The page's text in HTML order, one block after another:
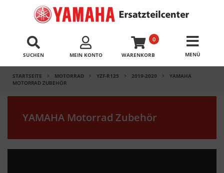
SUCHEN MEIN KONTO
0
WARENKORB
STARTSEITE MOTORRAD YZF-R125 2019-2020
YAMAHA
MOTORRAD ZUBEHÖR
YAMAHA Motorrad Zubehör